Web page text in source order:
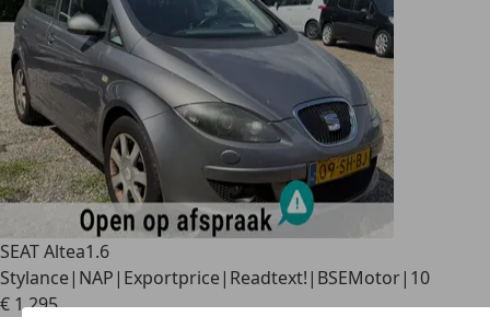
SEAT Altea1.6
Stylance|NAP|Exportprice|Readtext!|BSEMotor|10
€ 1.295